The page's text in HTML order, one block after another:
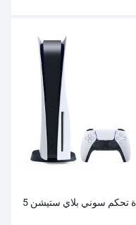
تحكم سوني بلاي ستيشن 5